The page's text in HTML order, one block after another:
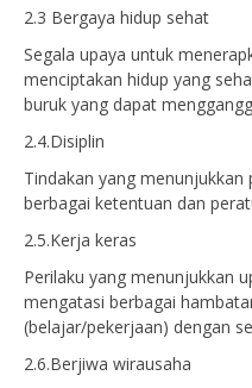
2.3 Bergaya hidup sehat
Segala upaya untuk
menciptakan hidup yang
buruk yang dapat
2.4.Disiplin
Tindakan yang
berbagai ketentuan dan
2.5.Kerja keras
Perilaku yang menunjukkan
mengatasi berbagai
(belajar/pekerjaan) dengan
2.6.Berjiwa wirausaha